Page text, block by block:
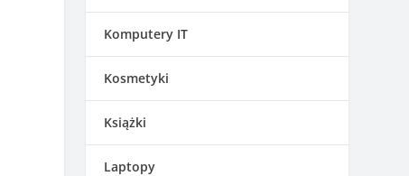
Komputery IT
Kosmetyki
Książki
Laptopy